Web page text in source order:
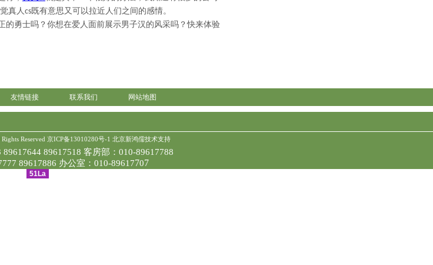
真人cs既有意思又可以拉近人们之间的感情。
勇士吗？你想在爱人面前展示男子汉的风采吗？快来体验
友情链接 联系我们 网站地图
Reserved 京ICP备13010280号-1 北京新鸿儒技术支持
89617518 客房部：010-89617788
89617886 办公室：010-89617707
51La